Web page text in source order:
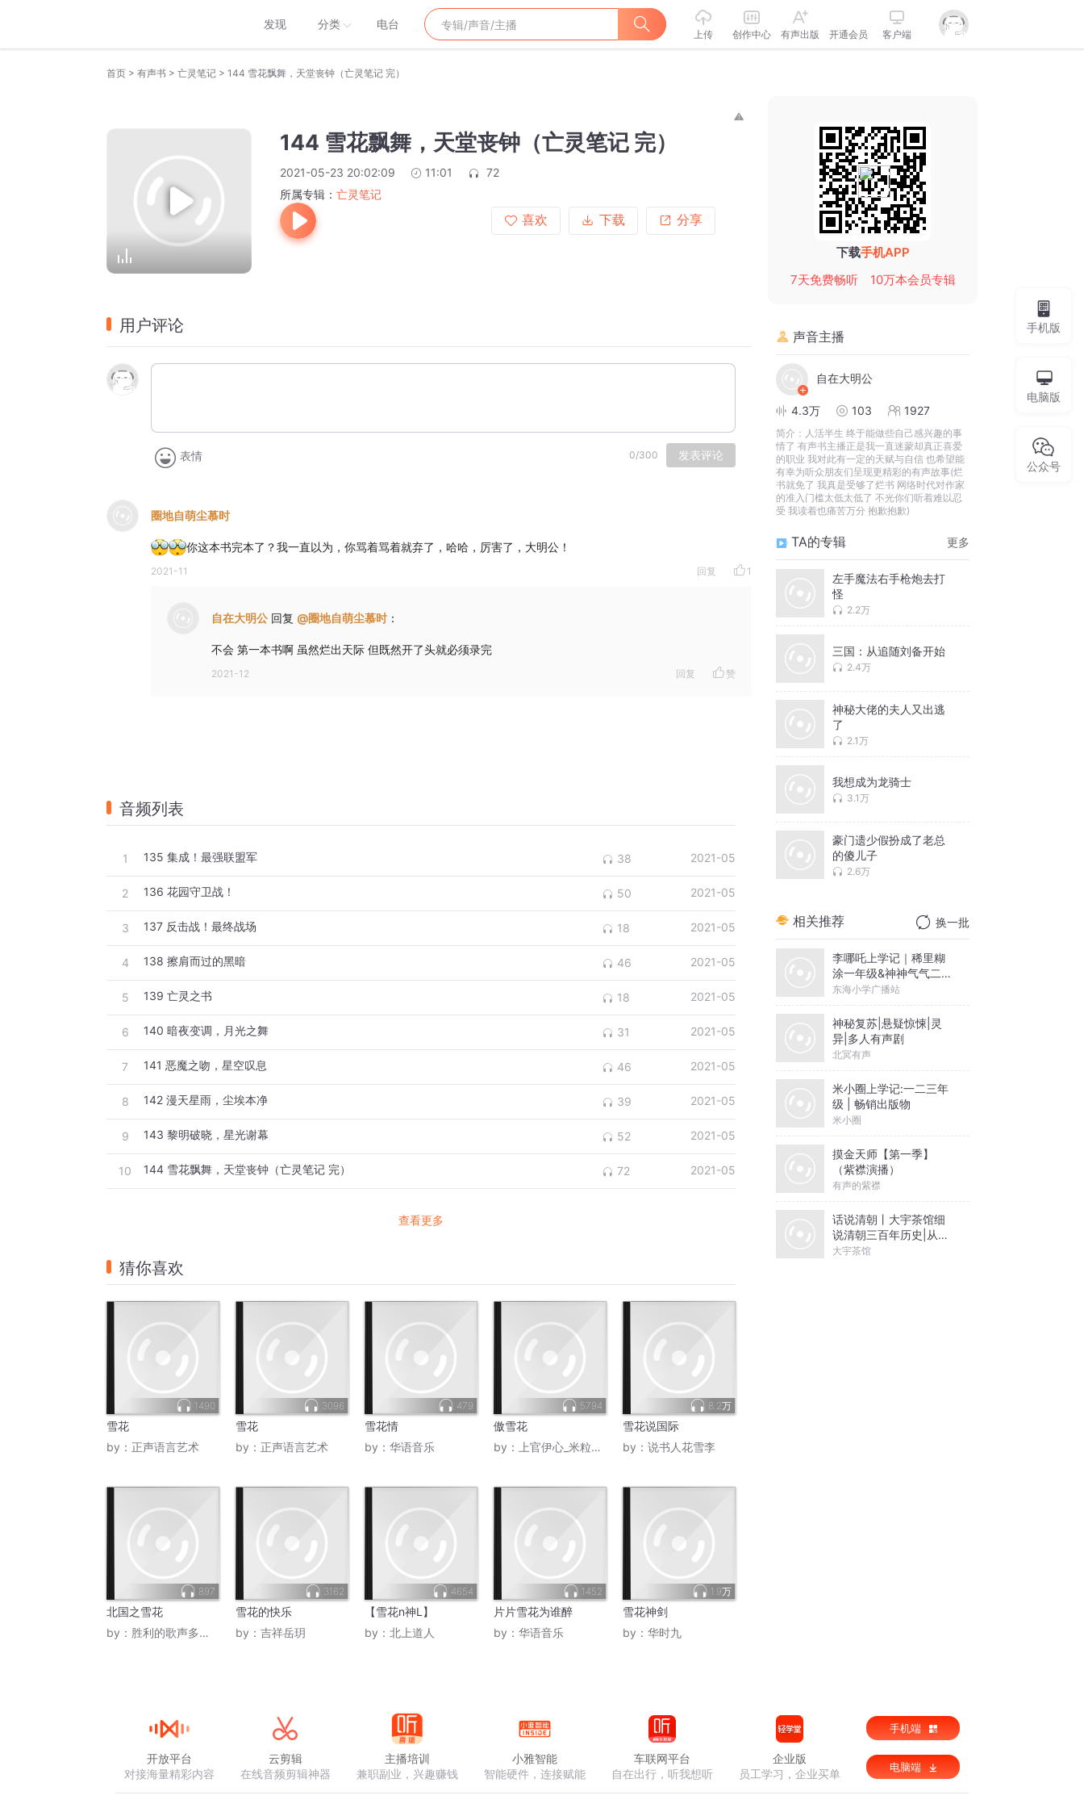
发现 分类 电台
上传 创作中心 有声出版 开通会员 客户端
首页 > 有声书 > 亡灵笔记 > 144 雪花飘舞，天堂丧钟（亡灵笔记 完）
144 雪花飘舞，天堂丧钟（亡灵笔记 完）
2021-05-23 20:02:09 11:01
72
所属专辑： 亡灵笔记
喜欢
下载 分享
用户评论
表情 0/300 发表评论
圈地自萌尘慕时
你这本书完本了？我一直以为，你骂着骂着就弃了，哈哈，厉害了，大明公！
2021-11 回复 1
自在大明公 回复 @圈地自萌尘慕时 ：
不会 第一本书啊 虽然烂出天际 但既然开了头就必须录完
2021-12 回复 赞
音频列表
1 135 集成！最强联盟军 38 2021-05
2 136 花园守卫战！ 50 2021-05
3 137 反击战！最终战场 18 2021-05
4 138 擦肩而过的黑暗 46 2021-05
5 139 亡灵之书 18 2021-05
6 140 暗夜变调，月光之舞 31 2021-05
7 141 恶魔之吻，星空叹息 46 2021-05
8 142 漫天星雨，尘埃本净 39 2021-05
9 143 黎明破晓，星光谢幕 52 2021-05
10 144 雪花飘舞，天堂丧钟（亡灵笔记 完） 72 2021-05
查看更多
猜你喜欢
1490
雪花
by： 正声语言艺术
3096
雪花
by： 正声语言艺术
479
雪花情
by： 华语音乐
5794
傲雪花
by：
上官伊心_米粒音符
8.2万
雪花说国际
by： 说书人花雪李
897
北国之雪花
by： 胜利的歌声多么嘹亮1
3162
雪花的快乐
by： 吉祥岳玥
4654
【雪花n神L】
by： 北上道人
1452
片片雪花为谁醉
by： 华语音乐
1.9万
雪花神剑
by： 华时九
下载手机APP
7天免费畅听
10万本会员专辑
声音主播
自在大明公
4.3万 103 1927
简介： 人活半生 终于能做些自己感兴趣的事
情了 有声书主播正是我一直迷蒙却真正喜爱
的职业 我对此有一定的天赋与自信 也希望能
有幸为听众朋友们呈现更精彩的有声故事(烂
书就免了 我真是受够了烂书 网络时代对作家
的准入门槛太低太低了 不光你们听着难以忍
受 我读着也痛苦万分 抱歉抱歉)
TA的专辑 更多
左手魔法右手枪炮去打
怪
2.2万
三国：从追随刘备开始
2.4万
神秘大佬的夫人又出逃
了
2.1万
我想成为龙骑士
3.1万
豪门遗少假扮成了老总
的傻儿子
2.6万
相关推荐 换一批
李哪吒上学记｜稀里糊
涂一年级&神神气气二年
级
东海小学广播站
神秘复苏|悬疑惊悚|灵
异|多人有声剧
北冥有声
米小圈上学记:一二三年
级 | 畅销出版物
米小圈
摸金天师【第一季】
（紫襟演播）
有声的紫襟
话说清朝丨大宇茶馆细
说清朝三百年历史|从努
尔哈赤到末代皇帝溥仪|
大宇茶馆
手机版
电脑版
公众号
开放平台
对接海量精彩内容
云剪辑
在线音频剪辑神器
主播培训
兼职副业，兴趣赚钱
小雅智能
智能硬件，连接赋能
车联网平台
自在出行，听我想听
企业版
员工学习，企业买单
手机端
电脑端